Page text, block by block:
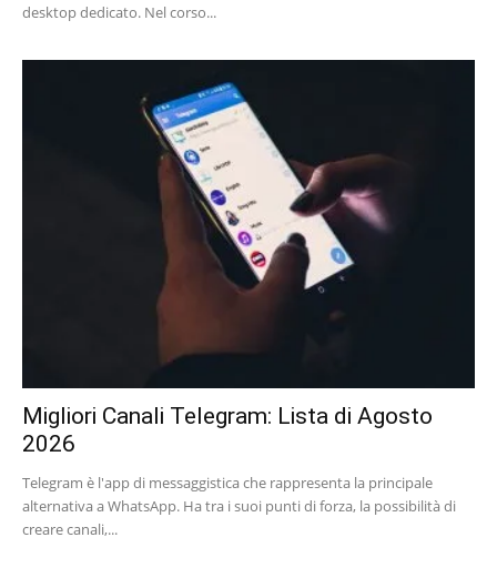
desktop dedicato. Nel corso...
Migliori Canali Telegram: Lista di Agosto
2026
Telegram è l'app di messaggistica che rappresenta la principale
alternativa a WhatsApp. Ha tra i suoi punti di forza, la possibilità di
creare canali,...